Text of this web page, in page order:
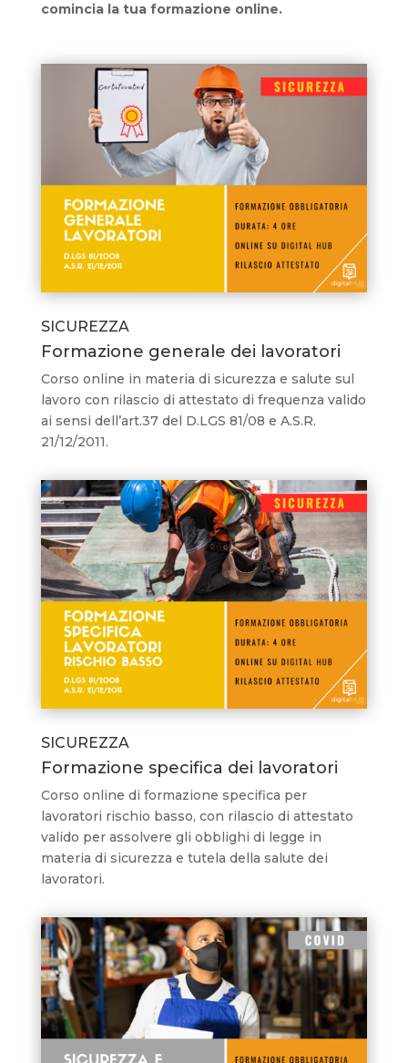
comincia la tua formazione online.
SICUREZZA
Formazione generale dei lavoratori
Corso online in materia di sicurezza e salute sul
lavoro con rilascio di attestato di frequenza valido
ai sensi dell’art.37 del D.LGS 81/08 e A.S.R.
21/12/2011.
SICUREZZA
Formazione specifica dei lavoratori
Corso online di formazione specifica per
lavoratori rischio basso, con rilascio di attestato
valido per assolvere gli obblighi di legge in
materia di sicurezza e tutela della salute dei
lavoratori.